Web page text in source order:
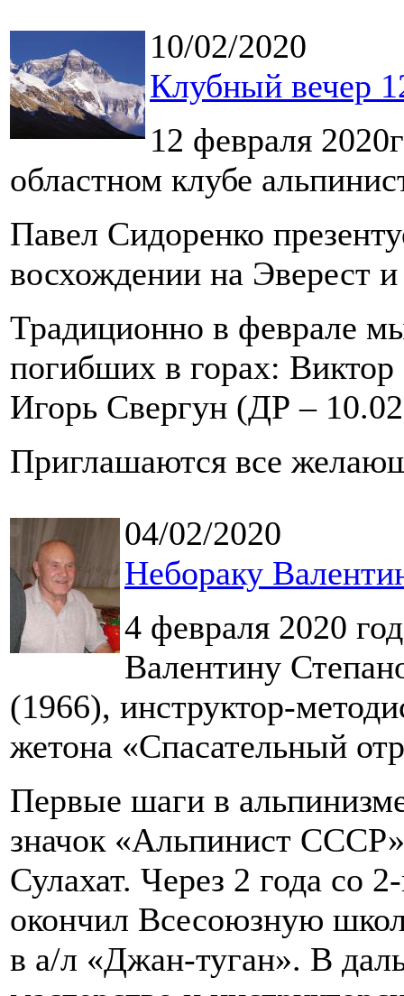
10/02/2020
Клубный вечер
12 февраля
областном клубе
Павел Сидоренко
восхождении на Эверест
Традиционно в феврале
погибших в горах:
Игорь Свергун (ДР –
Приглашаются все
04/02/2020
Небораку
4 февраля 2020
Валентину
(1966), инструктор-
жетона «Спасательный
Первые шаги в
значок «Альпинист
Сулахат. Через 2 года со
окончил Всесоюзную
в а/л «Джан-туган». В